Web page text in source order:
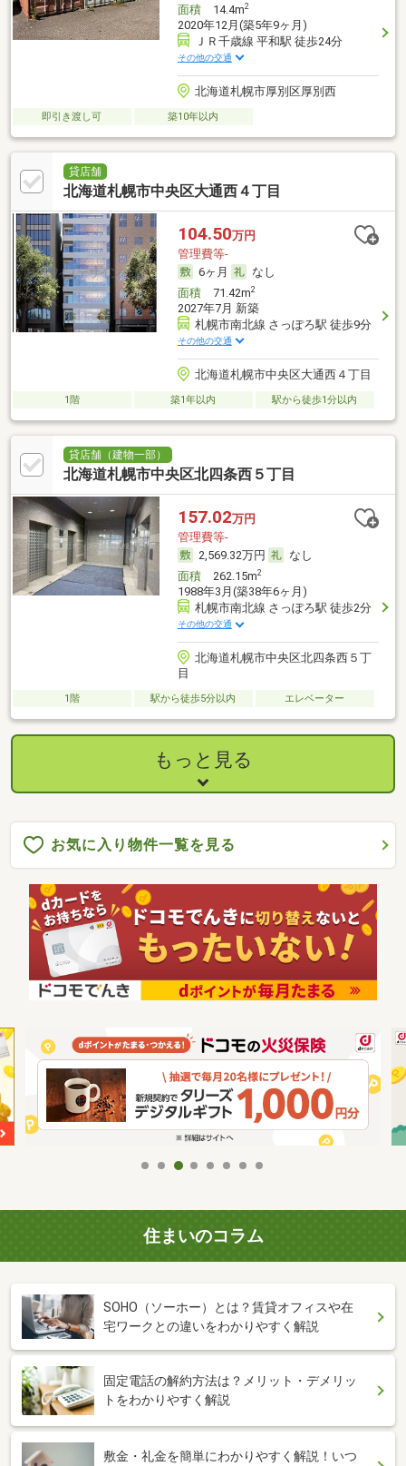
面積14.4m2
2020年12月(築5年9ヶ月)
ＪＲ千歳線 平和駅 徒歩24分
その他の交通
北海道札幌市厚別区厚別西
即引き渡し可 築10年以内
貸店舗
北海道札幌市中央区大通西４丁目
104.50万円
管理費等-
6ヶ月
なし
面積71.42m2
2027年7月 新築
札幌市南北線 さっぽろ駅 徒歩9分
その他の交通
北海道札幌市中央区大通西４丁目
1階 築1年以内 駅から徒歩1分以内
貸店舗（建物一部）
北海道札幌市中央区北四条西５丁目
157.02万円
管理費等-
2,569.32万円
なし
面積262.15m2
1988年3月(築38年6ヶ月)
札幌市南北線 さっぽろ駅 徒歩2分
その他の交通
北海道札幌市中央区北四条西５丁
目
1階 駅から徒歩5分以内 エレベーター
もっと見る
お気に入り物件一覧を見る
住まいのコラム
SOHO（ソーホー）とは？賃貸オフィスや在
宅ワークとの違いをわかりやすく解説
固定電話の解約方法は？メリット・デメリッ
トをわかりやすく解説
敷金・礼金を簡単にわかりやすく解説！いつ